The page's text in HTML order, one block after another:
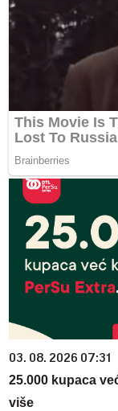
03. 08. 2026 07:31
25.000 kupaca
više